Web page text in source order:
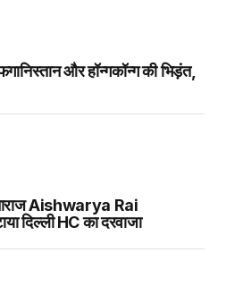
और हॉन्गकॉन्ग की भिड़ंत,
Aishwarya Rai
दिल्ली HC का दरवाजा